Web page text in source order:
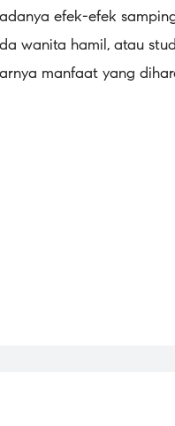
efek-efek
wanita hamil, atau
manfaat yang